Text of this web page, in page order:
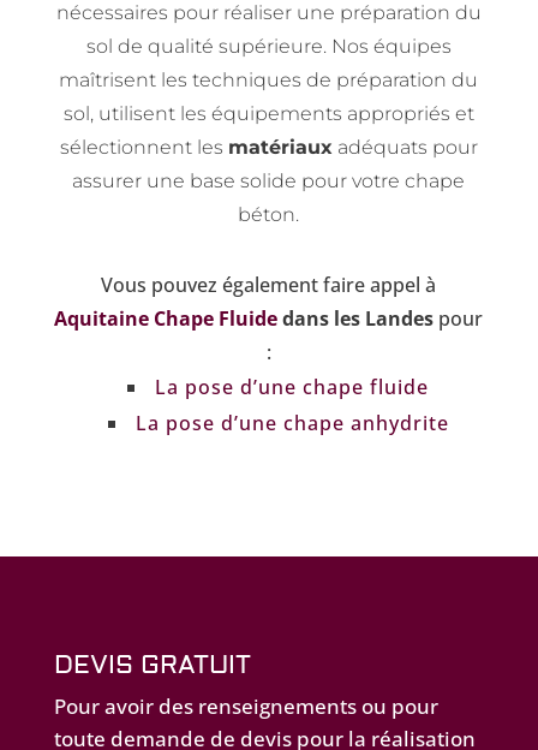
nécessaires pour réaliser une préparation du
sol de qualité supérieure. Nos équipes
maîtrisent les techniques de préparation du
sol, utilisent les équipements appropriés et
sélectionnent les matériauxadéquats pour
assurer une base solide pour votre chape
béton.
Vous pouvez également faire appel à
Aquitaine Chape Fluidedans les Landes pour
:
La pose d’une chape fluide
La pose d’une chape anhydrite
DEVIS GRATUIT
Pour avoir des renseignements ou pour
toute demande de devis pour la réalisation